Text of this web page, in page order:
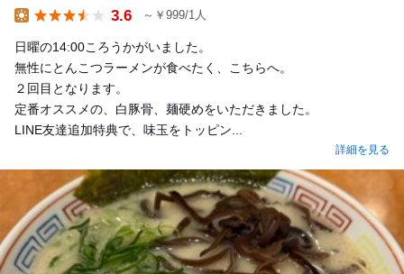
3.6 ～￥999/1人
日曜の14:00ころうかがいました。
無性にとんこつラーメンが食べたく、こちらへ。
２回目となります。
定番オススメの、白豚骨、麺硬めをいただきました。
LINE友達追加特典で、味玉をトッピン...
詳細を見る